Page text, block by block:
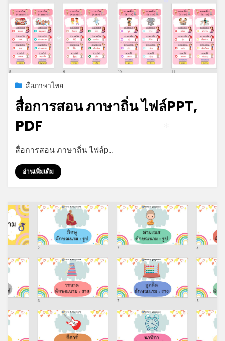
Posted
on
กรกฎาคม 20, 2023
สื่อภาษาไทย
สื่อการสอน ภาษาถิ่น ไฟล์PPT,
PDF
admin
สื่อการสอน ภาษาถิ่น ไฟล์p…
อ่านเพิ่มเติม
*
*